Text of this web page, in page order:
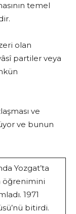
temel
olan
partiler veya
ve
ve bunun
Yozgat’ta
öğrenimini
1971
bitirdi.